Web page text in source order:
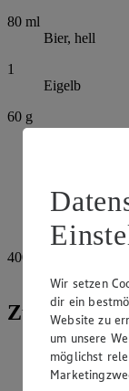
80 ml
Bier, hell
1
Eigelb
60 g
Weizenmehl
Pfeffer
Muskatnuss
400
Zubereitung
Für den Teig
sich
Pfeffer und
Wir setzen
dir ein
Website zu
um unsere
möglichst